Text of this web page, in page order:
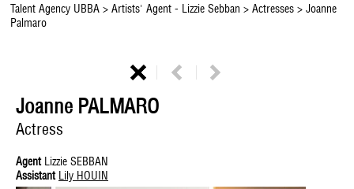
Talent Agency UBBA>Artists' Agent - Lizzie Sebban > Actresses> Joanne
Palmaro
Joanne PALMARO
Actress
Agent Lizzie SEBBAN
Assistant Lily HOUIN